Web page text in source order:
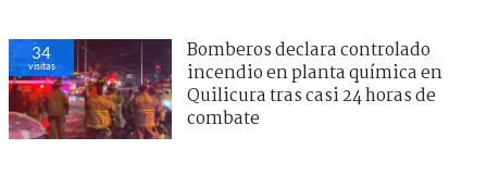
34
visitas
Bomberos declara controlado
incendio en planta química en
Quilicura tras casi 24 horas de
combate